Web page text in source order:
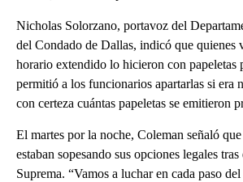
Nicholas Solorzano, portavoz del
del Condado de Dallas, indicó que quienes
horario extendido lo hicieron con papeletas
permitió a los funcionarios apartarlas si era
con certeza cuántas papeletas se emitieron
El martes por la noche, Coleman señaló
estaban sopesando sus opciones legales
Suprema. “Vamos a luchar en cada paso